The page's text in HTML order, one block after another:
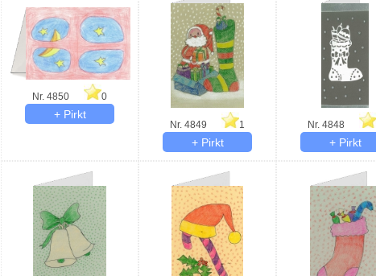
Nr. 4850 0
Nr. 4849 1 Nr. 4848